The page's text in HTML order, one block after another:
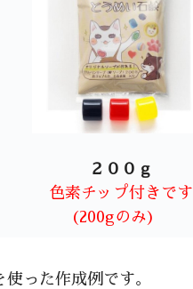
２００ｇ
色素チップ付きです
(200gのみ)
使った作成例です。